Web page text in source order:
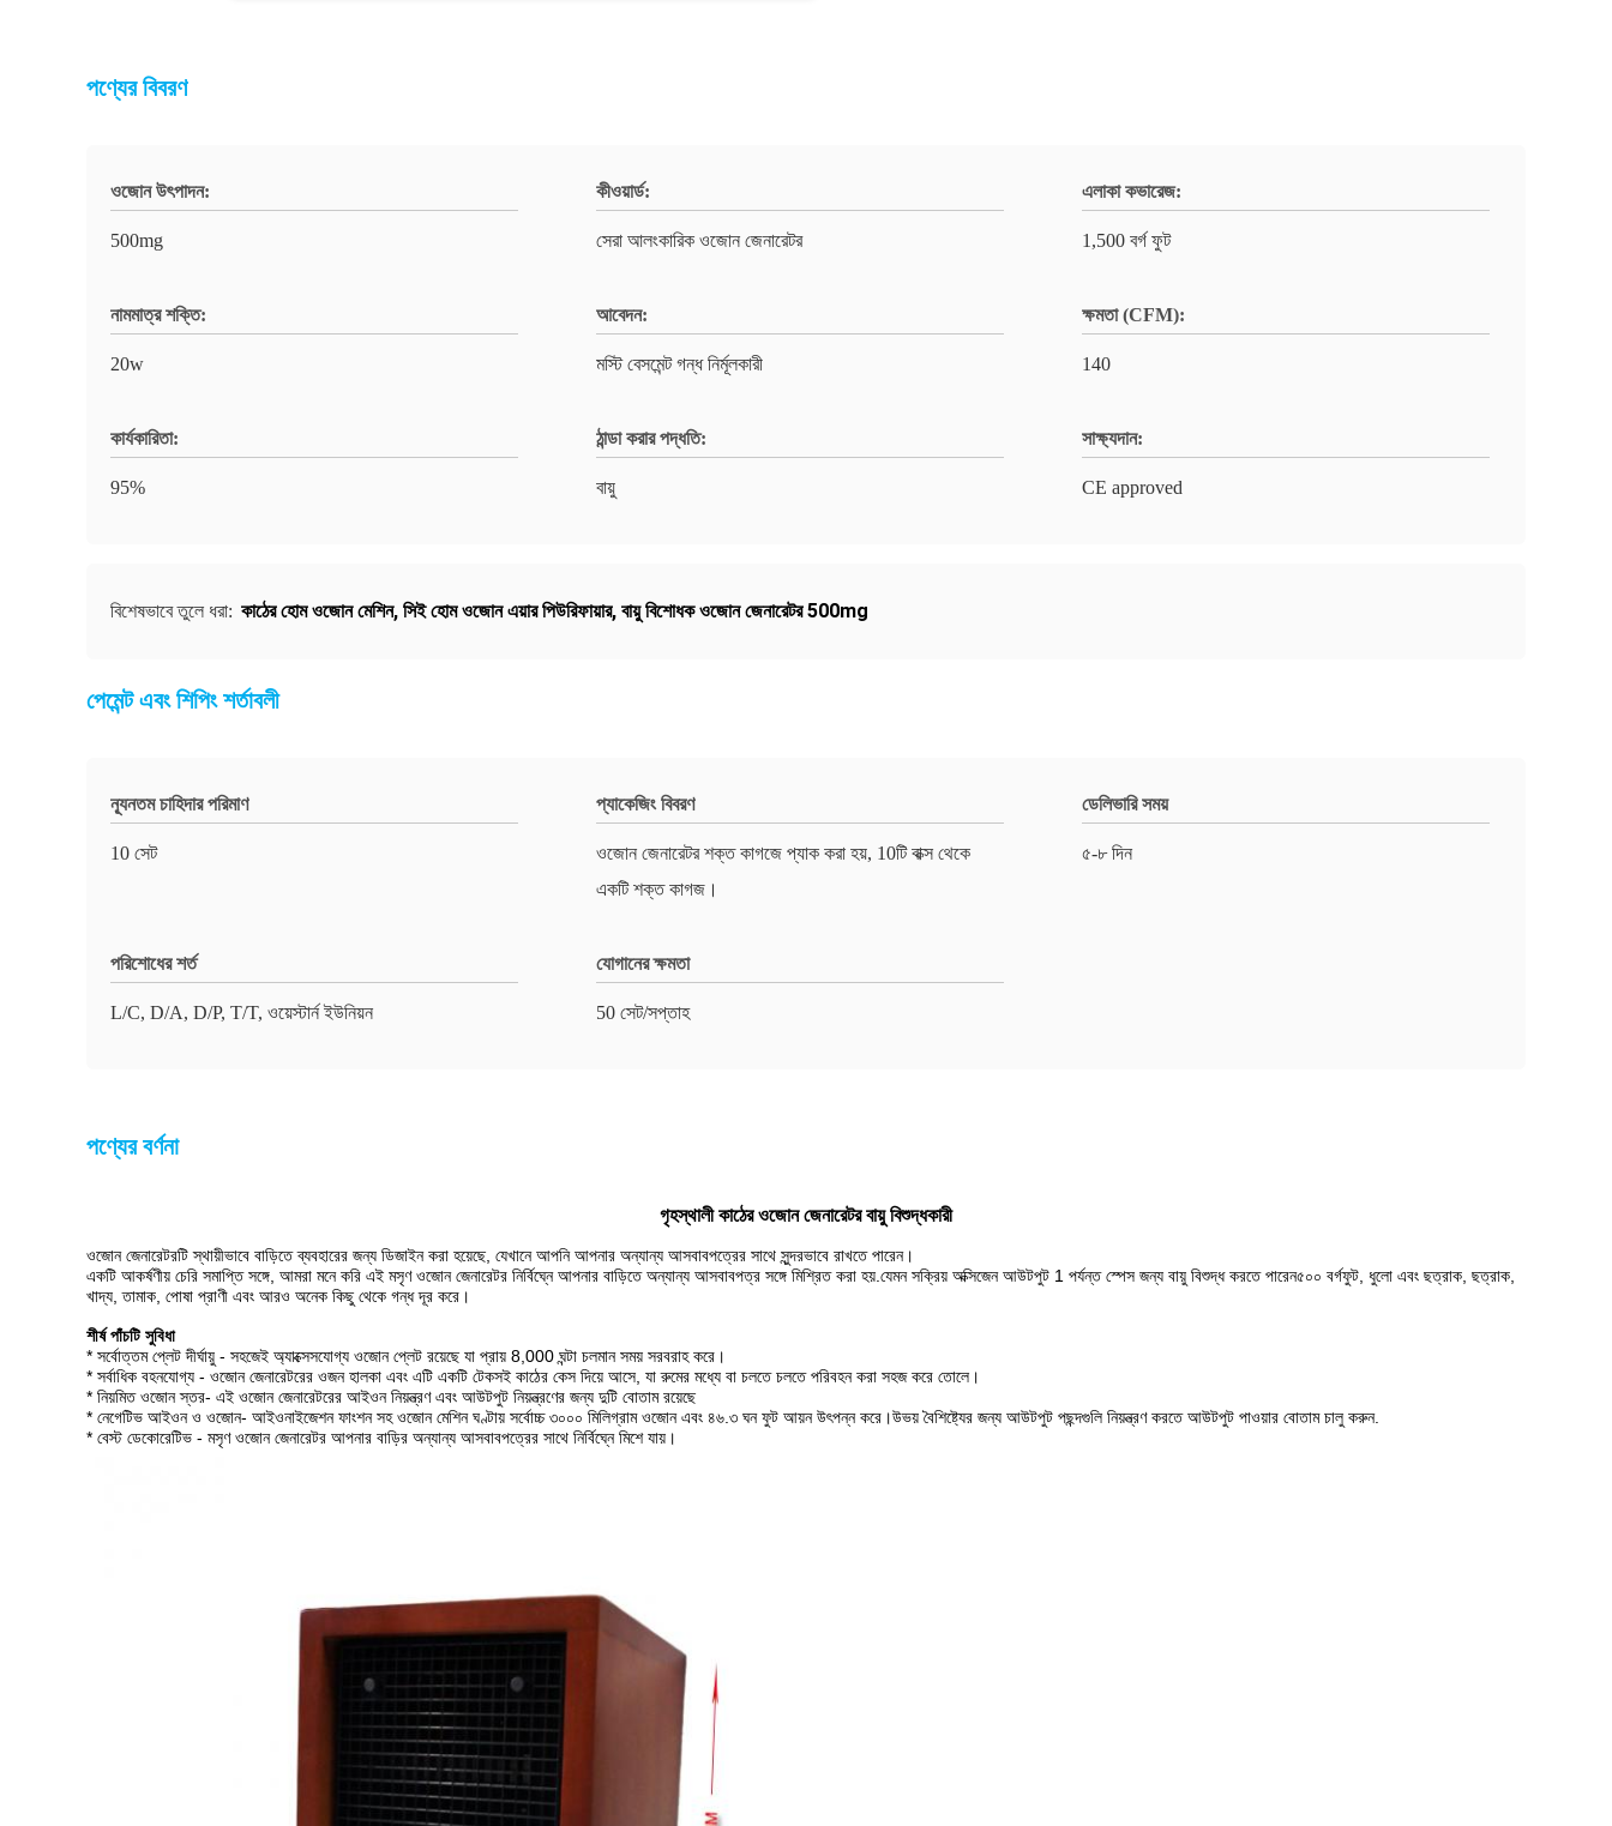
পণ্যের বিবরণ
ওজোন উৎপাদন:
500mg
কীওয়ার্ড:
সেরা আলংকারিক ওজোন জেনারেটর
এলাকা কভারেজ:
1,500 বর্গ ফুট
নামমাত্র শক্তি:
20w
আবেদন:
মস্টি বেসমেন্ট গন্ধ নির্মূলকারী
ক্ষমতা (CFM):
140
কার্যকারিতা:
95%
ঠান্ডা করার পদ্ধতি:
বায়ু
সাক্ষ্যদান:
CE approved
বিশেষভাবে তুলে ধরা: কাঠের হোম ওজোন মেশিন, সিই হোম ওজোন এয়ার পিউরিফায়ার, বায়ু বিশোধক ওজোন জেনারেটর 500mg
পেমেন্ট এবং শিপিং শর্তাবলী
ন্যূনতম চাহিদার পরিমাণ
10 সেট
প্যাকেজিং বিবরণ
ওজোন জেনারেটর শক্ত কাগজে প্যাক করা হয়, 10টি বাক্স থেকে
একটি শক্ত কাগজ।
ডেলিভারি সময়
৫-৮ দিন
পরিশোধের শর্ত
L/C, D/A, D/P, T/T, ওয়েস্টার্ন ইউনিয়ন
যোগানের ক্ষমতা
50 সেট/সপ্তাহ
পণ্যের বর্ণনা
গৃহস্থালী কাঠের ওজোন জেনারেটর বায়ু বিশুদ্ধকারী
ওজোন জেনারেটরটি স্থায়ীভাবে বাড়িতে ব্যবহারের জন্য ডিজাইন করা হয়েছে, যেখানে আপনি আপনার অন্যান্য আসবাবপত্রের সাথে সুন্দরভাবে রাখতে পারেন।
একটি আকর্ষণীয় চেরি সমাপ্তি সঙ্গে, আমরা মনে করি এই মসৃণ ওজোন জেনারেটর নির্বিঘ্নে আপনার বাড়িতে অন্যান্য আসবাবপত্র সঙ্গে মিশ্রিত করা হয়.যেমন সক্রিয় অক্সিজেন আউটপুট 1 পর্যন্ত স্পেস জন্য বায়ু বিশুদ্ধ করতে পারেন৫০০ বর্গফুট, ধুলো এবং ছত্রাক, ছত্রাক,
খাদ্য, তামাক, পোষা প্রাণী এবং আরও অনেক কিছু থেকে গন্ধ দূর করে।
শীর্ষ পাঁচটি সুবিধা
* সর্বোত্তম প্লেট দীর্ঘায়ু - সহজেই অ্যাক্সেসযোগ্য ওজোন প্লেট রয়েছে যা প্রায় 8,000 ঘন্টা চলমান সময় সরবরাহ করে।
* সর্বাধিক বহনযোগ্য - ওজোন জেনারেটরের ওজন হালকা এবং এটি একটি টেকসই কাঠের কেস দিয়ে আসে, যা রুমের মধ্যে বা চলতে চলতে পরিবহন করা সহজ করে তোলে।
* নিয়মিত ওজোন স্তর- এই ওজোন জেনারেটরের আইওন নিয়ন্ত্রণ এবং আউটপুট নিয়ন্ত্রণের জন্য দুটি বোতাম রয়েছে
* নেগেটিভ আইওন ও ওজোন- আইওনাইজেশন ফাংশন সহ ওজোন মেশিন ঘণ্টায় সর্বোচ্চ ৩০০০ মিলিগ্রাম ওজোন এবং ৪৬.৩ ঘন ফুট আয়ন উৎপন্ন করে।উভয় বৈশিষ্ট্যের জন্য আউটপুট পছন্দগুলি নিয়ন্ত্রণ করতে আউটপুট পাওয়ার বোতাম চালু করুন.
* বেস্ট ডেকোরেটিভ - মসৃণ ওজোন জেনারেটর আপনার বাড়ির অন্যান্য আসবাবপত্রের সাথে নির্বিঘ্নে মিশে যায়।